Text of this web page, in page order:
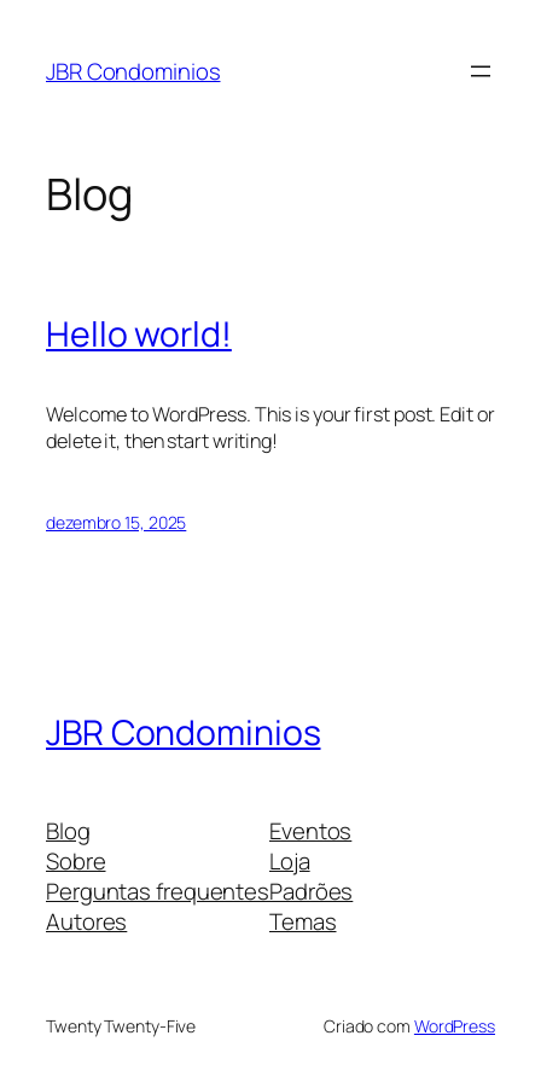
JBR Condominios
Blog
Hello world!
Welcome to WordPress. This is your first post. Edit or
delete it, then start writing!
dezembro 15, 2025
JBR Condominios
Blog
Sobre
Perguntas frequentes
Autores
Eventos
Loja
Padrões
Temas
Twenty Twenty-Five Criado com WordPress